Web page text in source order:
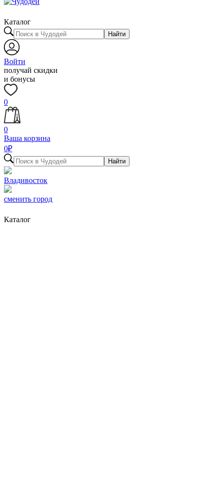
Каталог
Найти
Войти
получай скидки
и бонусы
0
0
Ваша корзина
0₽
Найти
Владивосток
сменить город
Каталог